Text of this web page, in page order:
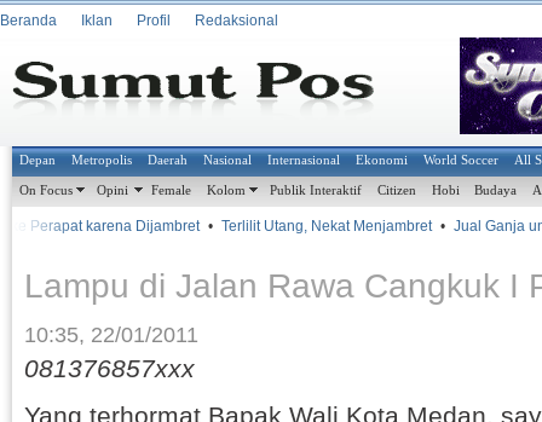
Beranda Iklan Profil Redaksional
Depan Metropolis Daerah Nasional Internasional Ekonomi World Soccer All
On Focus Opini Female Kolom Publik Interaktif Citizen Hobi Budaya
Perapat karena Dijambret • Terlilit Utang, Nekat Menjambret • Jual Ganja
Lampu di Jalan Rawa Cangkuk I
10:35, 22/01/2011
081376857xxx
Yang terhormat Bapak Wali Kota Medan,